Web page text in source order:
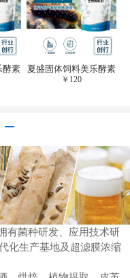
酵素
夏盛固体饲料美乐酵素
(水产海参海胆专
￥ 120
菌种研发、应用技术研
化生产基地及超滤膜浓缩